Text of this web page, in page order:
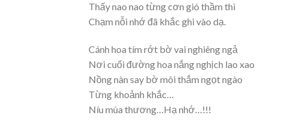
Thấy nao nao từng cơn gió thầm thì
Chạm nỗi nhớ đã khắc ghi vào dạ.
Cánh hoa tím rớt bờ vai nghiêng ngả
Nơi cuối đường hoa nắng nghịch lao xao
Nồng nàn say bờ môi thắm ngọt ngào
Từng khoảnh khắc…
Níu mùa thương…Hạ nhớ…!!!